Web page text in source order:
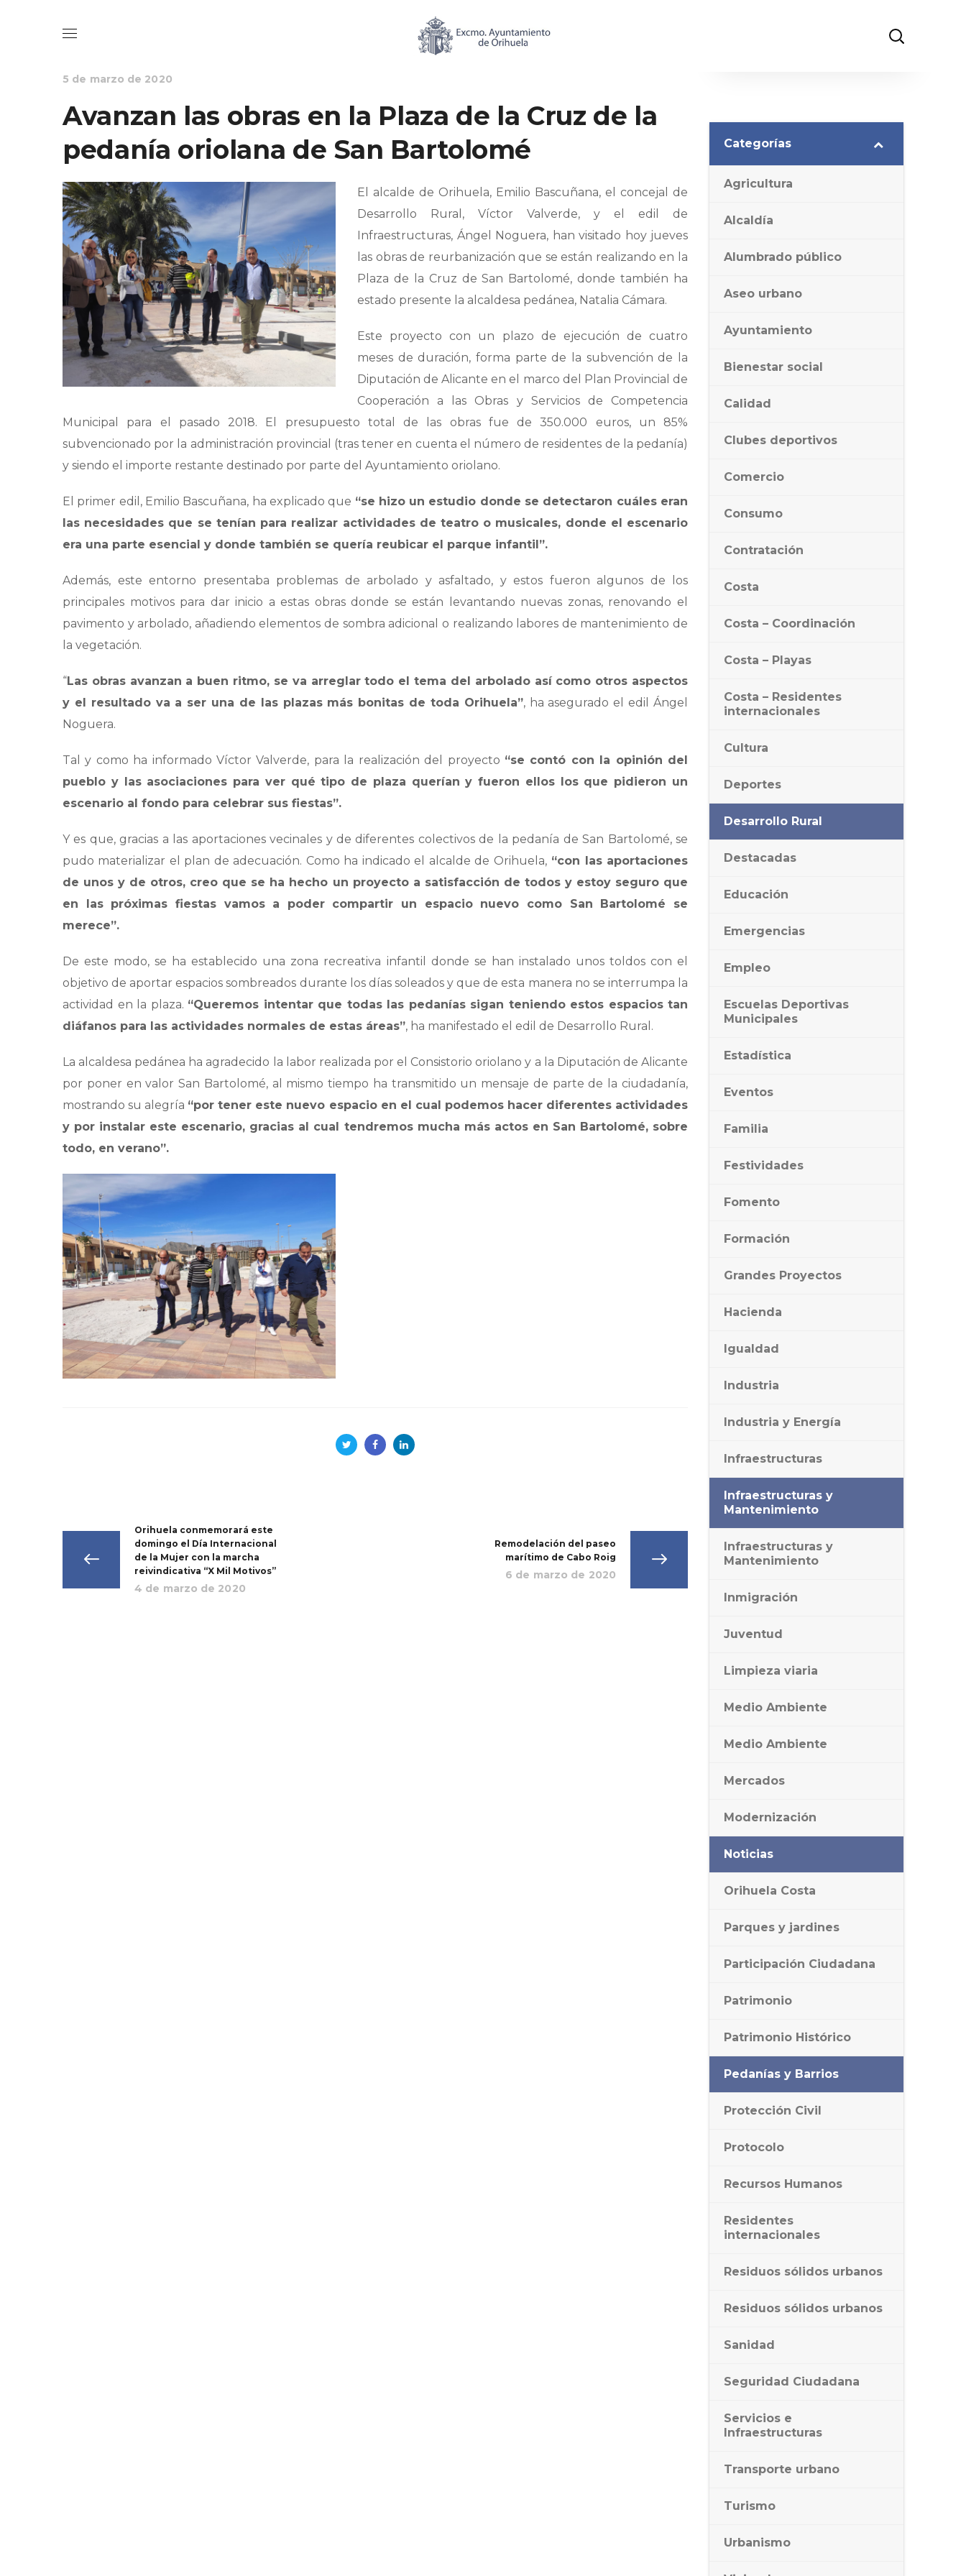
DESARROLLO RURAL PEDANÍAS Y BARRIOS
5 de marzo de 2020
Avanzan las obras en la Plaza de la Cruz de la
pedanía oriolana de San Bartolomé
El alcalde de Orihuela, Emilio Bascuñana, el concejal de
Desarrollo Rural, Víctor Valverde, y el edil de
Infraestructuras, Ángel Noguera, han visitado hoy jueves
las obras de reurbanización que se están realizando en la
Plaza de la Cruz de San Bartolomé, donde también ha
estado presente la alcaldesa pedánea, Natalia Cámara.
Este proyecto con un plazo de ejecución de cuatro
meses de duración, forma parte de la subvención de la
Diputación de Alicante en el marco del Plan Provincial de
Cooperación a las Obras y Servicios de Competencia
Municipal para el pasado 2018. El presupuesto total de las obras fue de 350.000 euros, un 85%
subvencionado por la administración provincial (tras tener en cuenta el número de residentes de la pedanía)
y siendo el importe restante destinado por parte del Ayuntamiento oriolano.
El primer edil, Emilio Bascuñana, ha explicado que “se hizo un estudio donde se detectaron cuáles eran
las necesidades que se tenían para realizar actividades de teatro o musicales, donde el escenario
era una parte esencial y donde también se quería reubicar el parque infantil”.
Además, este entorno presentaba problemas de arbolado y asfaltado, y estos fueron algunos de los
principales motivos para dar inicio a estas obras donde se están levantando nuevas zonas, renovando el
pavimento y arbolado, añadiendo elementos de sombra adicional o realizando labores de mantenimiento de
la vegetación.
“Las obras avanzan a buen ritmo, se va arreglar todo el tema del arbolado así como otros aspectos
y el resultado va a ser una de las plazas más bonitas de toda Orihuela”, ha asegurado el edil Ángel
Noguera.
Tal y como ha informado Víctor Valverde, para la realización del proyecto “se contó con la opinión del
pueblo y las asociaciones para ver qué tipo de plaza querían y fueron ellos los que pidieron un
escenario al fondo para celebrar sus fiestas”.
Y es que, gracias a las aportaciones vecinales y de diferentes colectivos de la pedanía de San Bartolomé, se
pudo materializar el plan de adecuación. Como ha indicado el alcalde de Orihuela,“con las aportaciones
de unos y de otros, creo que se ha hecho un proyecto a satisfacción de todos y estoy seguro que
en las próximas fiestas vamos a poder compartir un espacio nuevo como San Bartolomé se
merece”.
De este modo, se ha establecido una zona recreativa infantil donde se han instalado unos toldos con el
objetivo de aportar espacios sombreados durante los días soleados y que de esta manera no se interrumpa la
actividad en la plaza. “Queremos intentar que todas las pedanías sigan teniendo estos espacios tan
diáfanos para las actividades normales de estas áreas”, ha manifestado el edil de Desarrollo Rural.
La alcaldesa pedánea ha agradecido la labor realizada por el Consistorio oriolano y a la Diputación de Alicante
por poner en valor San Bartolomé, al mismo tiempo ha transmitido un mensaje de parte de la ciudadanía,
mostrando su alegría “por tener este nuevo espacio en el cual podemos hacer diferentes actividades
y por instalar este escenario, gracias al cual tendremos mucha más actos en San Bartolomé, sobre
todo, en verano”.
Orihuela conmemorará este
domingo el Día Internacional
de la Mujer con la marcha
reivindicativa “X Mil Motivos”
4 de marzo de 2020
Remodelación del paseo
marítimo de Cabo Roig
6 de marzo de 2020
Categorías
Agricultura
Alcaldía
Alumbrado público
Aseo urbano
Ayuntamiento
Bienestar social
Calidad
Clubes deportivos
Comercio
Consumo
Contratación
Costa
Costa – Coordinación
Costa – Playas
Costa – Residentes
internacionales
Cultura
Deportes
Desarrollo Rural
Destacadas
Educación
Emergencias
Empleo
Escuelas Deportivas
Municipales
Estadística
Eventos
Familia
Festividades
Fomento
Formación
Grandes Proyectos
Hacienda
Igualdad
Industria
Industria y Energía
Infraestructuras
Infraestructuras y
Mantenimiento
Infraestructuras y
Mantenimiento
Inmigración
Juventud
Limpieza viaria
Medio Ambiente
Medio Ambiente
Mercados
Modernización
Noticias
Orihuela Costa
Parques y jardines
Participación Ciudadana
Patrimonio
Patrimonio Histórico
Pedanías y Barrios
Protección Civil
Protocolo
Recursos Humanos
Residentes
internacionales
Residuos sólidos urbanos
Residuos sólidos urbanos
Sanidad
Seguridad Ciudadana
Servicios e
Infraestructuras
Transporte urbano
Turismo
Urbanismo